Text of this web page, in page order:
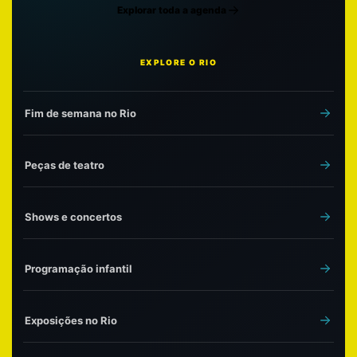
Explorar toda a agenda
EXPLORE O RIO
Fim de semana no Rio
Peças de teatro
Shows e concertos
Programação infantil
Exposições no Rio